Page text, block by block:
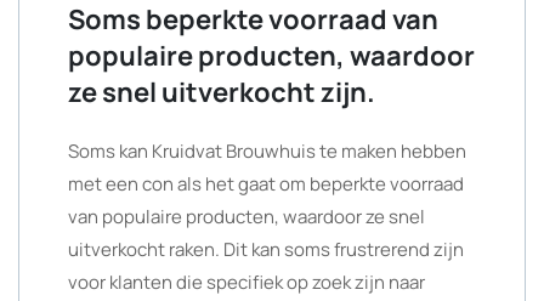
Soms beperkte voorraad van
populaire producten, waardoor
ze snel uitverkocht zijn.
Soms kan Kruidvat Brouwhuis te maken hebben
met een con als het gaat om beperkte voorraad
van populaire producten, waardoor ze snel
uitverkocht raken. Dit kan soms frustrerend zijn
voor klanten die specifiek op zoek zijn naar